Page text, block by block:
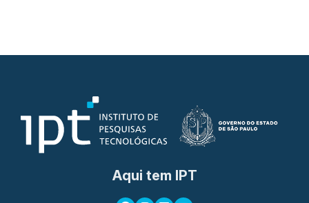
Aqui tem IPT